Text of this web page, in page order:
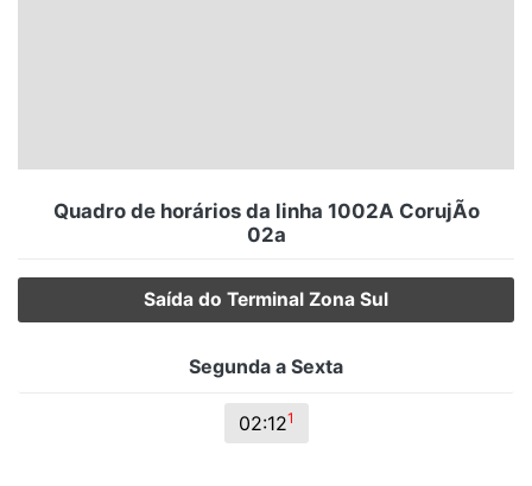
Quadro de horários da linha 1002A CorujÃo
02a
Saída do Terminal Zona Sul
Segunda a Sexta
02:121